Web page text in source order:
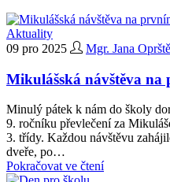
Aktuality
09 pro 2025
Mgr. Jana
Mikulášská návštěva na
Minulý pátek k nám do školy
9. ročníku převlečení za
3. třídy. Každou návštěvu
dveře, po…
Pokračovat ve čtení